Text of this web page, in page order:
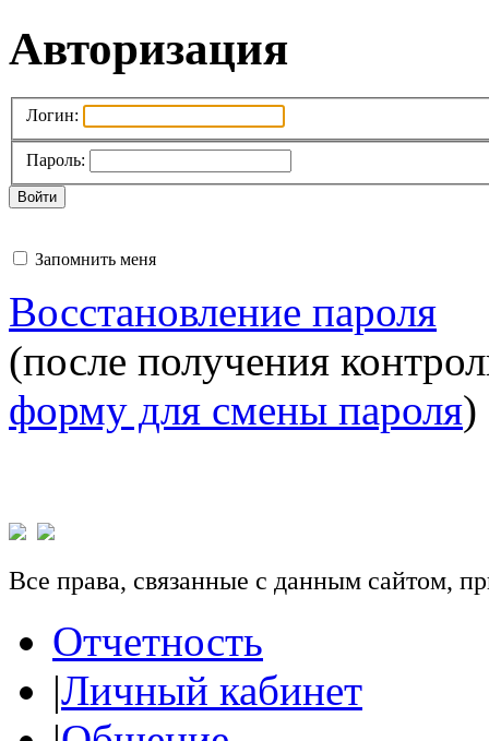
Авторизация
Логин:
Пароль:
Войти
Запомнить меня
Восстановление пароля
(после получения
форму для смены пароля)
Все права, связанные с данным сайтом,
Отчетность
|Личный кабинет